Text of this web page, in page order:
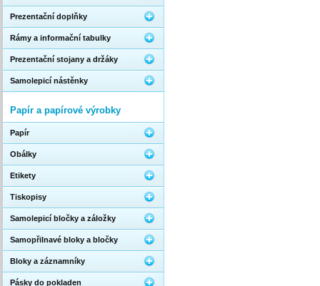
Prezentační doplňky
Rámy a informační tabulky
Prezentační stojany a držáky
Samolepicí nástěnky
Papír a papírové výrobky
Papír
Obálky
Etikety
Tiskopisy
Samolepicí bločky a záložky
Samopřilnavé bloky a bločky
Bloky a záznamníky
Pásky do pokladen